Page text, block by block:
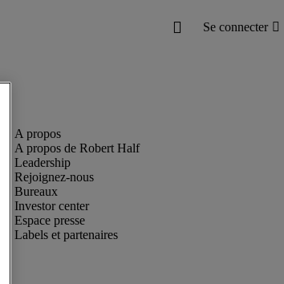
A propos de Robert Half
Leadership
Rejoignez-nous
Bureaux
Investor center
Espace presse
Labels et partenaires